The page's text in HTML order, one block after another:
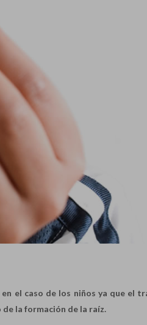
el caso de los niños ya que el
la formación de la raíz.